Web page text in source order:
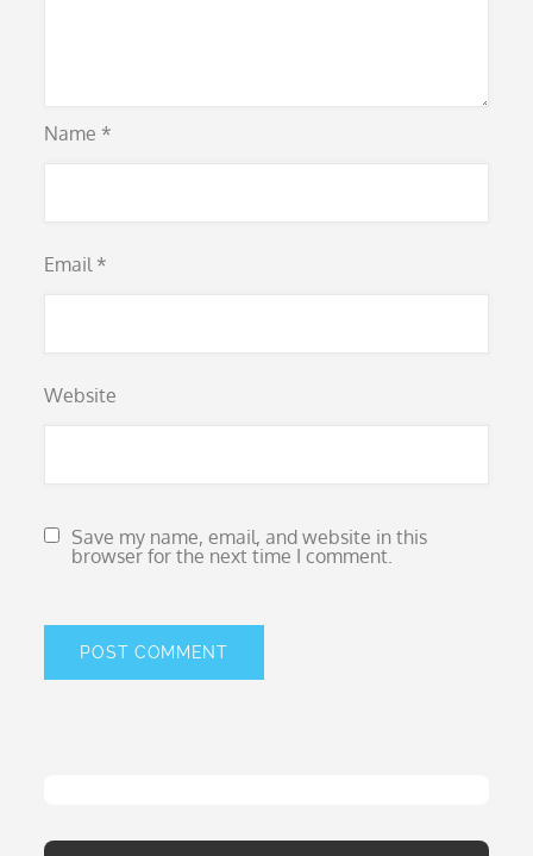
Name *
Email *
Website
Save my name, email, and website in this
browser for the next time I comment.